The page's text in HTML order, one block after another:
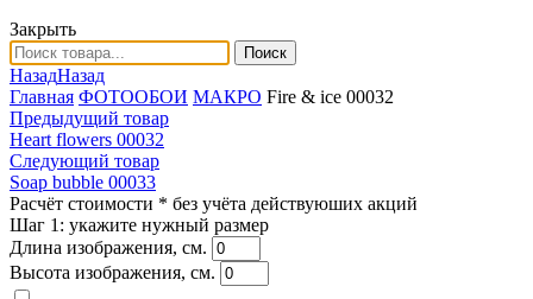
Закрыть
Поиск
НазадНазад
Главная ФОТООБОИ МАКРО Fire & ice 00032
Предыдущий товар
Heart flowers 00032
Следующий товар
Soap bubble 00033
Расчёт стоимости * без учёта действуюших акций
Шаг 1: укажите нужный размер
Длина изображения, см.
Высота изображения, см.